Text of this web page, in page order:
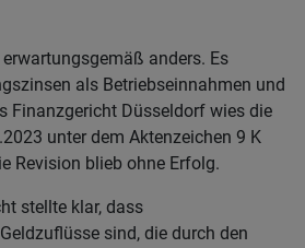
anders. Es
als Betriebseinnahmen und
Finanzgericht Düsseldorf wies die
unter dem Aktenzeichen 9 K
Revision blieb ohne Erfolg.
stellte klar, dass
sind, die durch den